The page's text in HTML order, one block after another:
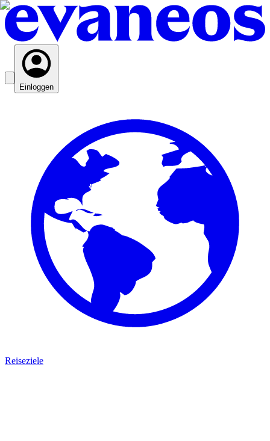
Einloggen
Reiseziele